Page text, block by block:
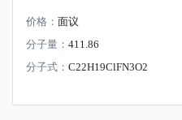
价格： 面议
分子量： 411.86
分子式： C22H19ClFN3O2